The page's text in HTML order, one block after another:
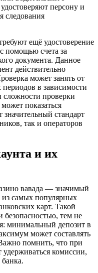
персону и
следования
ещё удостоверение
помощью счета за
документа. Данное
действительно
может занять от
в зависимости
сложности проверки
показаться
стандарт
так и операторов
и их
вавада — значимый
самых популярных
карт. Такой
безопасностью, тем не
минимальный депозит в
может составлять
помнить, что при
комиссии,